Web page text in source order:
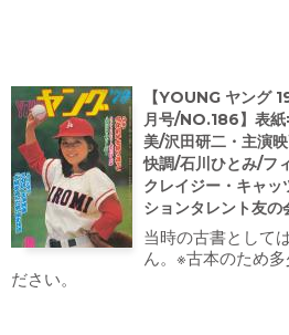
【YOUNG ヤング
月号/NO.186】表紙
美/沢田研二・主演
快調/石川ひとみ/フ
クレイジー・キャ
ションタレント友の
当時の古書として
ん。※古本のため
ださい。